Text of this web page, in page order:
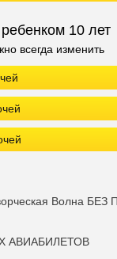
10 лет
всегда изменить
Волна БЕЗ
АВИАБИЛЕТОВ